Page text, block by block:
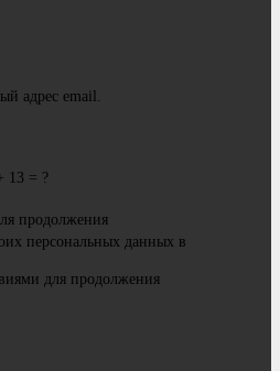
адрес email.
13 = ?
продолжения
персональных данных в
для продолжения